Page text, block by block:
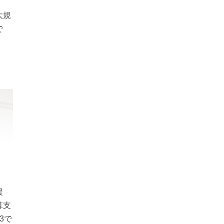
規
支
で